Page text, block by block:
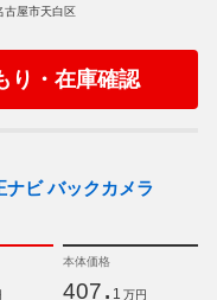
古屋市天白区
り・在庫確認
ナビ バックカメラ
本体価格
407. 1 万円